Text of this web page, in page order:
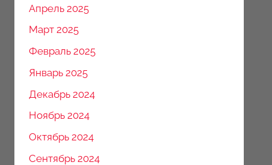
Апрель 2025
Март 2025
Февраль 2025
Январь 2025
Декабрь 2024
Ноябрь 2024
Октябрь 2024
Сентябрь 2024